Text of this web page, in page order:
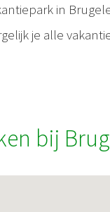
in
je alle
bij